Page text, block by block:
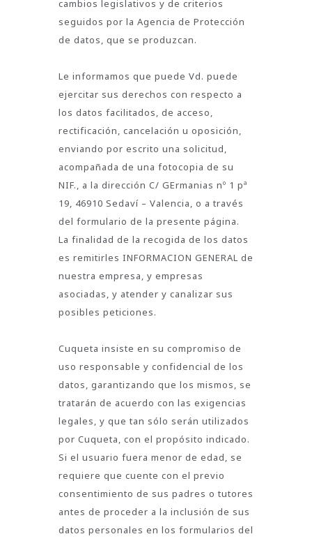
cambios legislativos y de criterios
seguidos por la Agencia de Protección
de datos, que se produzcan.
Le informamos que puede Vd. puede
ejercitar sus derechos con respecto a
los datos facilitados, de acceso,
rectificación, cancelación u oposición,
enviando por escrito una solicitud,
acompañada de una fotocopia de su
NIF., a la dirección C/ GErmanias nº 1 pª
19, 46910 Sedaví – Valencia, o a través
del formulario de la presente página.
La finalidad de la recogida de los datos
es remitirles INFORMACION GENERAL de
nuestra empresa, y empresas
asociadas, y atender y canalizar sus
posibles peticiones.
Cuqueta insiste en su compromiso de
uso responsable y confidencial de los
datos, garantizando que los mismos, se
tratarán de acuerdo con las exigencias
legales, y que tan sólo serán utilizados
por Cuqueta, con el propósito indicado.
Si el usuario fuera menor de edad, se
requiere que cuente con el previo
consentimiento de sus padres o tutores
antes de proceder a la inclusión de sus
datos personales en los formularios del